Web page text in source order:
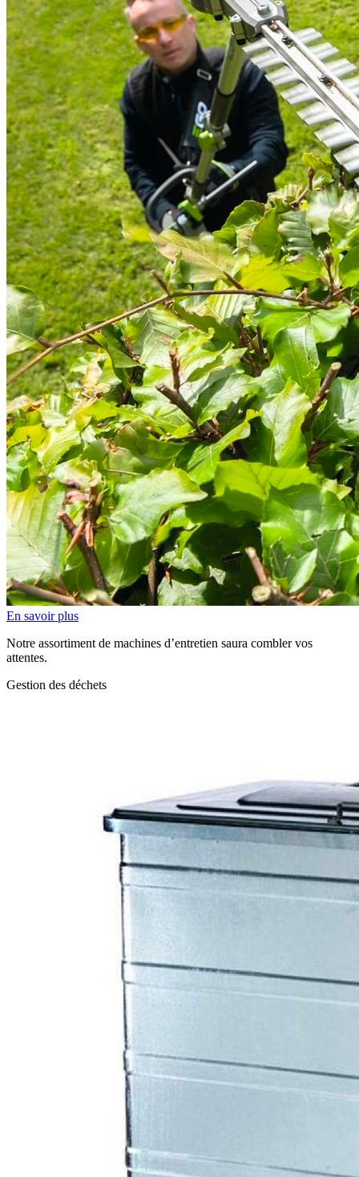
En savoir plus
Notre assortiment de machines d’entretien saura combler vos
attentes.
Gestion des déchets